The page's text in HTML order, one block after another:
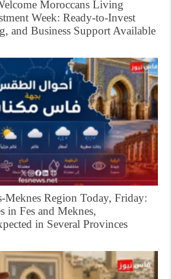
Moroccans Living
Week: Ready-to-Invest
and Business Support Available
Meknes Region Today, Friday:
in Fes and Meknes,
in Several Provinces